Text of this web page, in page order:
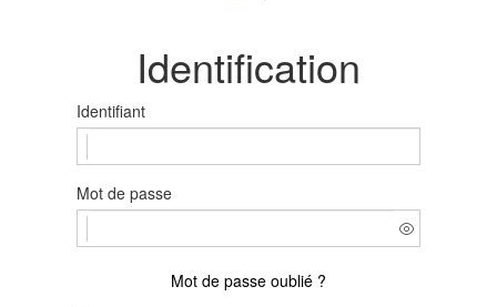
Identification
Identifiant
Mot de passe
Mot de passe oublié ?